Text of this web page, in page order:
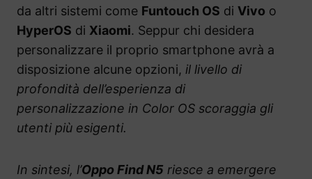
da altri sistemi come Funtouch OS di Vivo o
HyperOS di Xiaomi. Seppur chi desidera
personalizzare il proprio smartphone avrà a
disposizione alcune opzioni, il livello di
profondità dell’esperienza di
personalizzazione in Color OS scoraggia gli
utenti più esigenti.
In sintesi, l’Oppo Find N5 riesce a emergere